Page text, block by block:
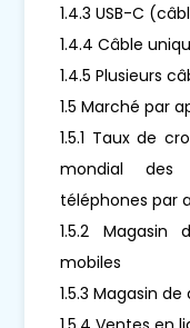
1.4.3 USB-C
1.4.4 Câble
1.4.5 Plusieurs
1.5 Marché par
1.5.1 Taux de
mondial
téléphones par
1.5.2 Magasin
mobiles
1.5.3 Magasin